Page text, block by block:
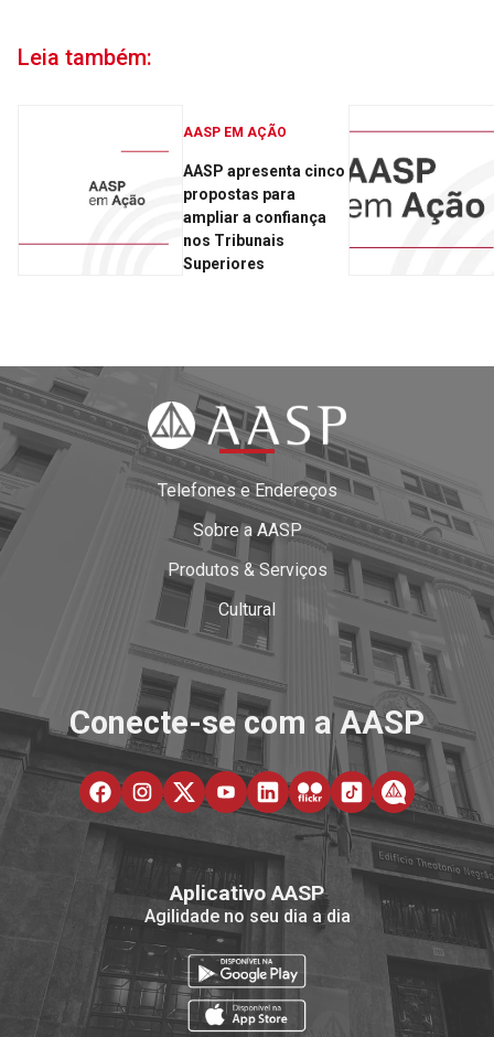
Leia também:
AASP EM AÇÃO
AASP apresenta cinco
propostas para
ampliar a confiança
nos Tribunais
Superiores
Telefones e Endereços
Sobre a AASP
Produtos & Serviços
Cultural
Conecte-se com a AASP
Aplicativo AASP
Agilidade no seu dia a dia